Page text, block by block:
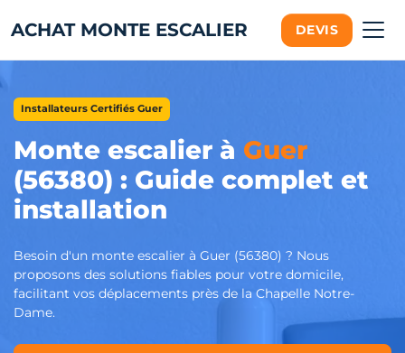
ACHAT MONTE ESCALIER DEVIS
Installateurs Certifiés Guer
Monte escalier à Guer
(56380) : Guide complet et
installation
Besoin d'un monte escalier à Guer (56380) ? Nous
proposons des solutions fiables pour votre domicile,
facilitant vos déplacements près de la Chapelle Notre-
Dame.